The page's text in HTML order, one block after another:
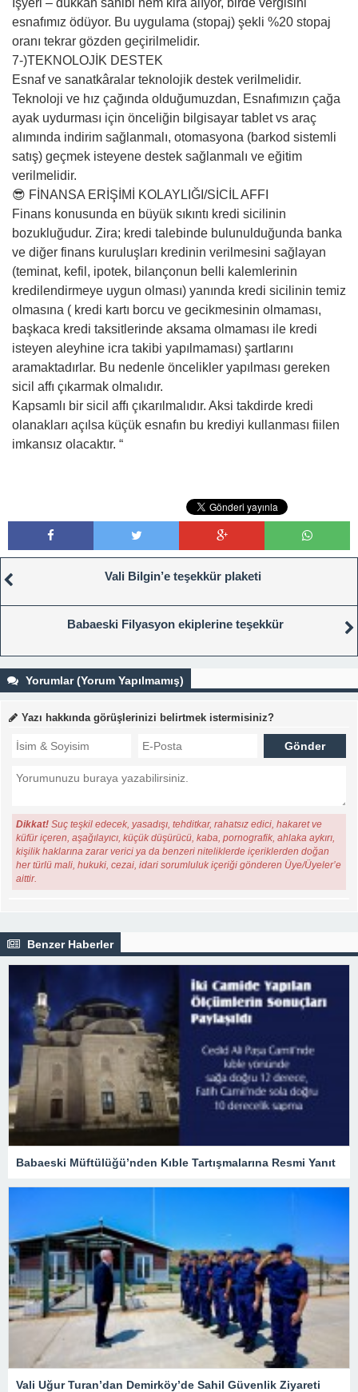
esnafımız ödüyor. Bu uygulama (stopaj) şekli %20 stopaj
oranı tekrar gözden geçirilmelidir.
7-)TEKNOLOJİK DESTEK
Esnaf ve sanatkâralar teknolojik destek verilmelidir.
Teknoloji ve hız çağında olduğumuzdan, Esnafımızın çağa
ayak uydurması için önceliğin bilgisayar tablet vs araç
alımında indirim sağlanmalı, otomasyona (barkod sistemli
satış) geçmek isteyene destek sağlanmalı ve eğitim
verilmelidir.
😎 FİNANSA ERİŞİMİ KOLAYLIĞI/SİCİL AFFI
Finans konusunda en büyük sıkıntı kredi sicilinin
bozukluğudur. Zira; kredi talebinde bulunulduğunda banka
ve diğer finans kuruluşları kredinin verilmesini sağlayan
(teminat, kefil, ipotek, bilançonun belli kalemlerinin
kredilendirmeye uygun olması) yanında kredi sicilinin temiz
olmasına ( kredi kartı borcu ve gecikmesinin olmaması,
başkaca kredi taksitlerinde aksama olmaması ile kredi
isteyen aleyhine icra takibi yapılmaması) şartlarını
aramaktadırlar. Bu nedenle öncelikler yapılması gereken
sicil affı çıkarmak olmalıdır.
Kapsamlı bir sicil affı çıkarılmalıdır. Aksi takdirde kredi
olanakları açılsa küçük esnafın bu krediyi kullanması fiilen
imkansız olacaktır. “
Vali Bilgin’e teşekkür plaketi
Babaeski Filyasyon ekiplerine teşekkür
Yorumlar (Yorum Yapılmamış)
Yazı hakkında görüşlerinizi belirtmek istermisiniz?
Dikkat! Suç teşkil edecek, yasadışı, tehditkar, rahatsız edici, hakaret ve
küfür içeren, aşağılayıcı, küçük düşürücü, kaba, pornografik, ahlaka aykırı,
kişilik haklarına zarar verici ya da benzeri niteliklerde içeriklerden doğan
her türlü mali, hukuki, cezai, idari sorumluluk içeriği gönderen Üye/Üyeler’e
aittir.
Benzer Haberler
Babaeski Müftülüğü’nden Kıble Tartışmalarına Resmi Yanıt
Vali Uğur Turan’dan Demirköy’de Sahil Güvenlik Ziyareti